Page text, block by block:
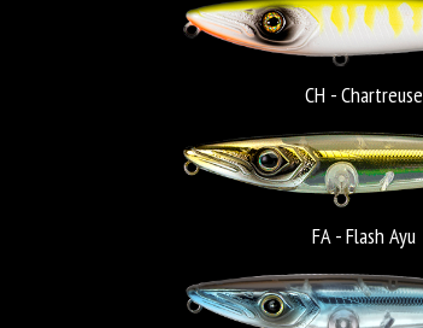
CH - Chartreuse
FA - Flash Ayu